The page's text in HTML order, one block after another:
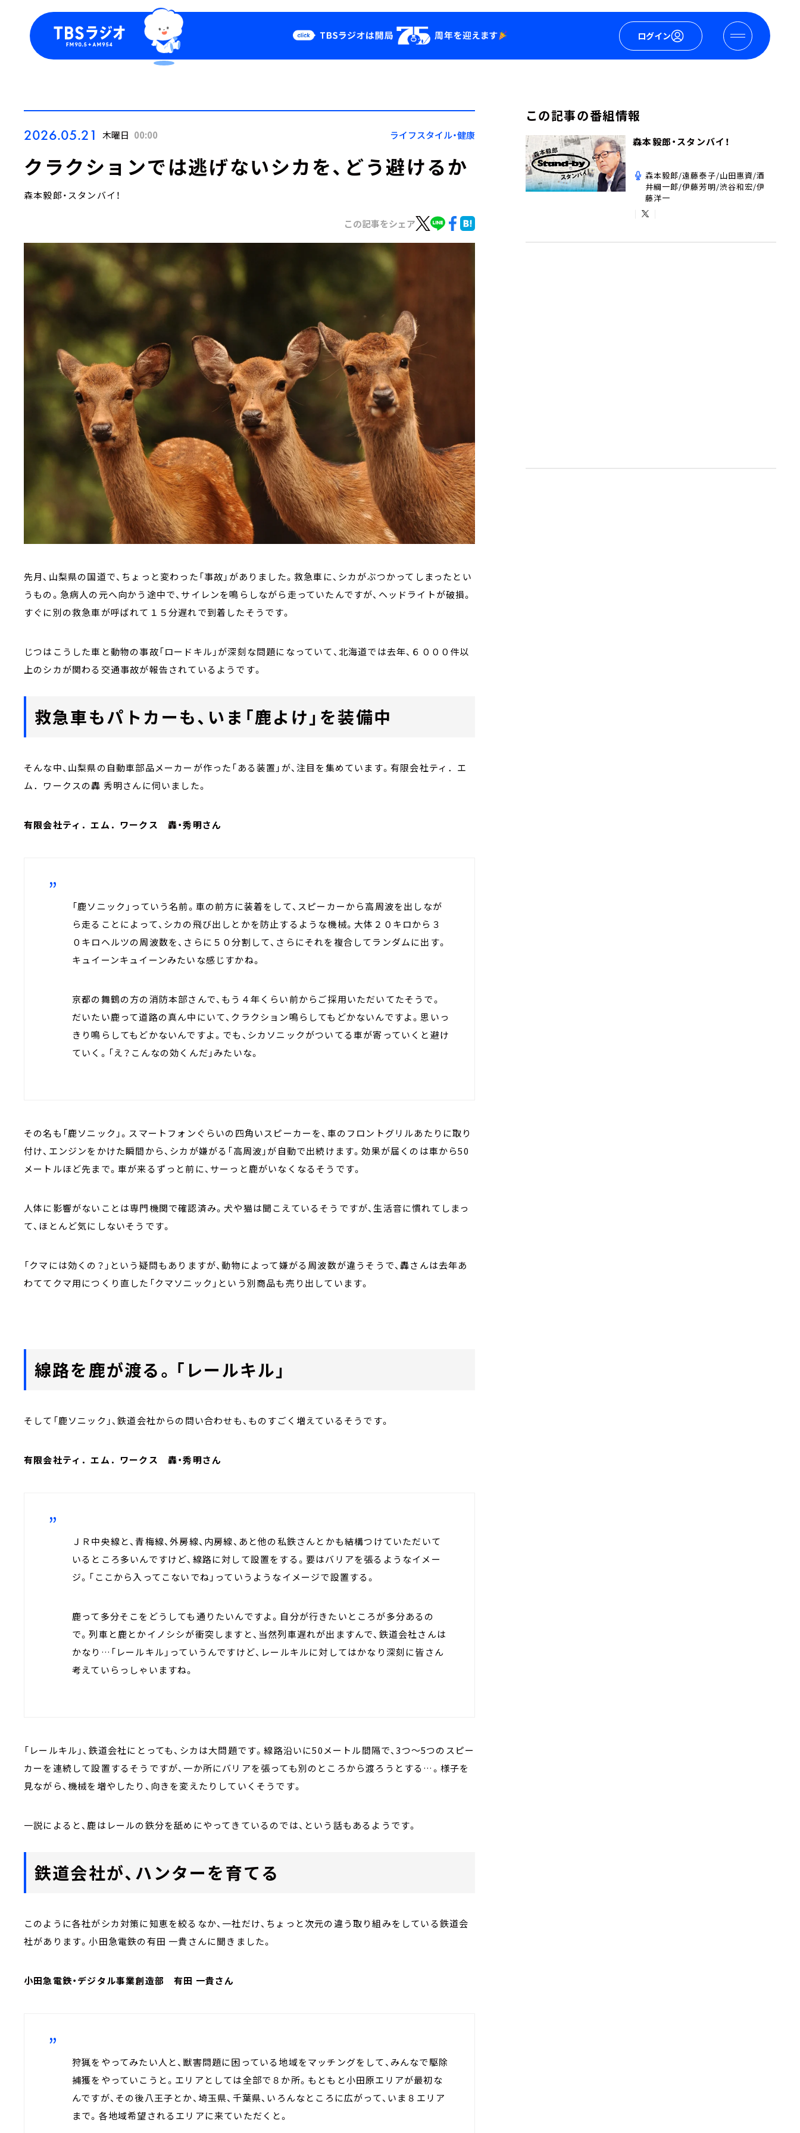
ログイン
Podcast
YouTube
会社情報
2026.05.21 木曜日 00:00 ライフスタイル・健康
クラクションでは逃げないシカを、どう避けるか
森本毅郎・スタンバイ！
この記事をシェア
先月、山梨県の国道で、ちょっと変わった「事故」がありました。救急車に、シカがぶつかってしまったとい
うもの。急病人の元へ向かう途中で、サイレンを鳴らしながら走っていたんですが、ヘッドライトが破損。
すぐに別の救急車が呼ばれて１５分遅れで到着したそうです。
じつはこうした車と動物の事故「ロードキル」が深刻な問題になっていて、北海道では去年、６０００件以
上のシカが関わる交通事故が報告されているようです。
救急車もパトカーも、いま「鹿よけ」を装備中
そんな中、山梨県の自動車部品メーカーが作った「ある装置」が、注目を集めています。有限会社ティ．エ
ム．ワークスの轟 秀明さんに伺いました。
有限会社ティ．エム．ワークス 轟・秀明さん
「鹿ソニック」っていう名前。車の前方に装着をして、スピーカーから高周波を出しなが
ら走ることによって、シカの飛び出しとかを防止するような機械。大体２０キロから３
０キロヘルツの周波数を、さらに５０分割して、さらにそれを複合してランダムに出す。
キュイーンキュイーンみたいな感じすかね。
京都の舞鶴の方の消防本部さんで、もう４年くらい前からご採用いただいてたそうで。
だいたい鹿って道路の真ん中にいて、クラクション鳴らしてもどかないんですよ。思いっ
きり鳴らしてもどかないんですよ。でも、シカソニックがついてる車が寄っていくと避け
ていく。「え？こんなの効くんだ」みたいな。
その名も「鹿ソニック」。スマートフォンぐらいの四角いスピーカーを、車のフロントグリルあたりに取り
付け、エンジンをかけた瞬間から、シカが嫌がる「高周波」が自動で出続けます。効果が届くのは車から50
メートルほど先まで。車が来るずっと前に、サーっと鹿がいなくなるそうです。
人体に影響がないことは専門機関で確認済み。犬や猫は聞こえているそうですが、生活音に慣れてしまっ
て、ほとんど気にしないそうです。
「クマには効くの？」という疑問もありますが、動物によって嫌がる周波数が違うそうで、轟さんは去年あ
わててクマ用につくり直した「クマソニック」という別商品も売り出しています。
線路を鹿が渡る。「レールキル」
そして「鹿ソニック」、鉄道会社からの問い合わせも、ものすごく増えているそうです。
有限会社ティ．エム．ワークス 轟・秀明さん
ＪＲ中央線と、青梅線、外房線、内房線、あと他の私鉄さんとかも結構つけていただいて
いるところ多いんですけど、線路に対して設置をする。要はバリアを張るようなイメー
ジ。「ここから入ってこないでね」っていうようなイメージで設置する。
鹿って多分そこをどうしても通りたいんですよ。自分が行きたいところが多分あるの
で。列車と鹿とかイノシシが衝突しますと、当然列車遅れが出ますんで、鉄道会社さんは
かなり…「レールキル」っていうんですけど、レールキルに対してはかなり深刻に皆さん
考えていらっしゃいますね。
「レールキル」、鉄道会社にとっても、シカは大問題です。線路沿いに50メートル間隔で、3つ～5つのスピー
カーを連続して設置するそうですが、一か所にバリアを張っても別のところから渡ろうとする…。様子を
見ながら、機械を増やしたり、向きを変えたりしていくそうです。
一説によると、鹿はレールの鉄分を舐めにやってきているのでは、という話もあるようです。
鉄道会社が、ハンターを育てる
このように各社がシカ対策に知恵を絞るなか、一社だけ、ちょっと次元の違う取り組みをしている鉄道会
社があります。小田急電鉄の有田 一貴さんに聞きました。
小田急電鉄・デジタル事業創造部 有田 一貴さん
狩猟をやってみたい人と、獣害問題に困っている地域をマッチングをして、みんなで駆除
捕獲をやっていこうと。エリアとしては全部で８か所。もともと小田原エリアが最初な
んですが、その後八王子とか、埼玉県、千葉県、いろんなところに広がって、いま８エリア
まで。各地域希望されるエリアに来ていただくと。
この記事の番組情報
森本毅郎・スタンバイ！
森本毅郎/遠藤泰子/山田惠資/酒
井綱一郎/伊藤芳明/渋谷和宏/伊
藤洋一